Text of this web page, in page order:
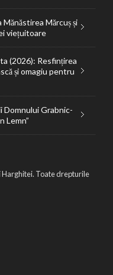
Mărcuș și
viețuitoare
(2026): Resfințirea
și omagiu pentru
Domnului Grabnic-
Lemn”
Harghitei. Toate drepturile